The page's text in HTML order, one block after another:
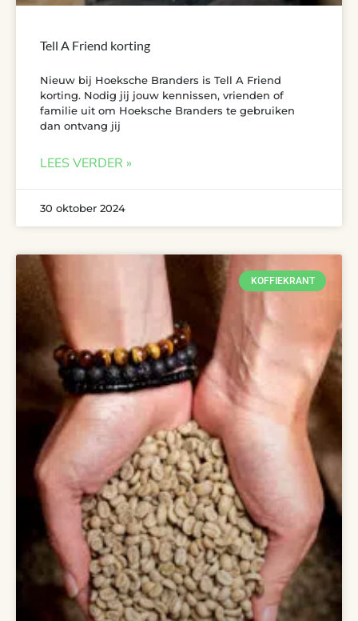
Tell A Friend korting
Nieuw bij Hoeksche Branders is Tell A Friend
korting. Nodig jij jouw kennissen, vrienden of
familie uit om Hoeksche Branders te gebruiken
dan ontvang jij
LEES VERDER »
30 oktober 2024
KOFFIEKRANT